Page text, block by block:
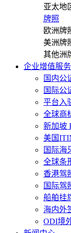
亚太地
牌照
欧洲牌
美洲牌
其他洲
企业增值服务
国内公
国际公
平台入
全球商
新加坡
美国
国际海
全球条
香港驾
国际驾
船舶挂
海内外
ODI境